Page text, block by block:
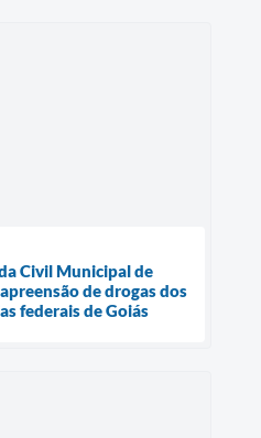
Civil Municipal de
de drogas dos
federais de Goiás